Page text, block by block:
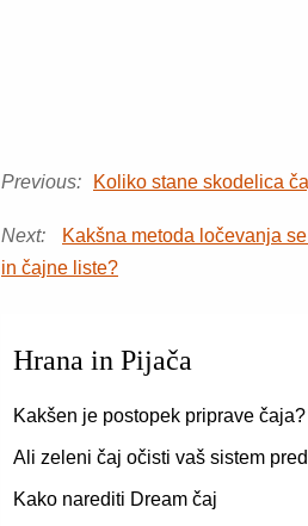
Previous: Koliko stane skodelica
Next:
Kakšna metoda ločevanja
in čajne liste?
Hrana in Pijača
Kakšen je postopek priprave čaja?
Ali zeleni čaj očisti vaš sistem
Kako narediti Dream čaj